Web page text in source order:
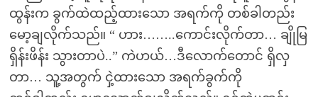
ထွန်းက ခွက်ထဲထည့်ထားသော အရက်ကို တစ်ခါတည်း
မော့ချလိုက်သည်။ “ ဟား……..ကောင်းလိုက်တာ… ချိုမြ
ရှိန်းဖိန်း သွားတာပဲ..” ကဲဟယ်…ဒီလောက်တောင် ရှိလှ
တာ… သူ့အတွက် ငှဲ့ထားသော အရက်ခွက်ကို